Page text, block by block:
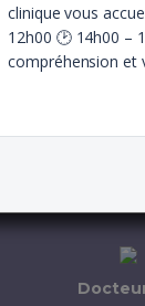
clinique vous
12h00 🕑 14h00 –
compréhension et